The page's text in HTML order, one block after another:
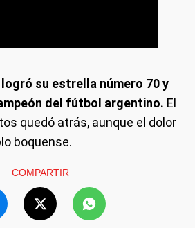
logró su estrella número 70 y
del fútbol argentino. El
quedó atrás, aunque el dolor
boquense.
COMPARTIR